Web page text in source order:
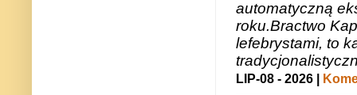
automatyczną
roku.Bractwo
lefebrystami, to
LIP-08 - 2026 |